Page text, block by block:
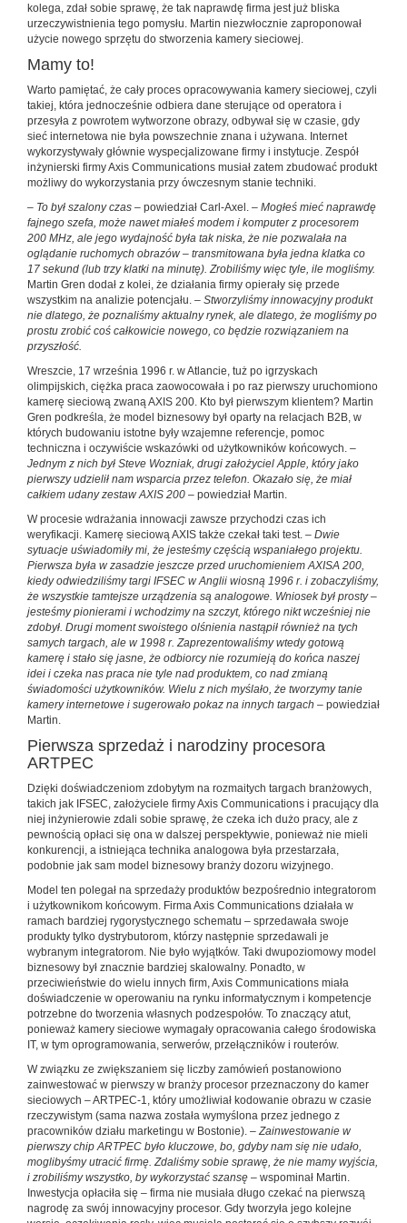
kolega, zdał sobie sprawę, że tak naprawdę firma jest już bliska
urzeczywistnienia tego pomysłu. Martin niezwłocznie zaproponował
użycie nowego sprzętu do stworzenia kamery sieciowej.
Mamy to!
Warto pamiętać, że cały proces opracowywania kamery sieciowej, czyli
takiej, która jednocześnie odbiera dane sterujące od operatora i
przesyła z powrotem wytworzone obrazy, odbywał się w czasie, gdy
sieć internetowa nie była powszechnie znana i używana. Internet
wykorzystywały głównie wyspecjalizowane firmy i instytucje. Zespół
inżynierski firmy Axis Communications musiał zatem zbudować produkt
możliwy do wykorzystania przy ówczesnym stanie techniki.
– To był szalony czas – powiedział Carl-Axel. – Mogłeś mieć naprawdę
fajnego szefa, może nawet miałeś modem i komputer z procesorem
200 MHz, ale jego wydajność była tak niska, że nie pozwalała na
oglądanie ruchomych obrazów – transmitowana była jedna klatka co
17 sekund (lub trzy klatki na minutę). Zrobiliśmy więc tyle, ile mogliśmy.
Martin Gren dodał z kolei, że działania firmy opierały się przede
wszystkim na analizie potencjału. – Stworzyliśmy innowacyjny produkt
nie dlatego, że poznaliśmy aktualny rynek, ale dlatego, że mogliśmy po
prostu zrobić coś całkowicie nowego, co będzie rozwiązaniem na
przyszłość.
Wreszcie, 17 września 1996 r. w Atlancie, tuż po igrzyskach
olimpijskich, ciężka praca zaowocowała i po raz pierwszy uruchomiono
kamerę sieciową zwaną AXIS 200. Kto był pierwszym klientem? Martin
Gren podkreśla, że model biznesowy był oparty na relacjach B2B, w
których budowaniu istotne były wzajemne referencje, pomoc
techniczna i oczywiście wskazówki od użytkowników końcowych. –
Jednym z nich był Steve Wozniak, drugi założyciel Apple, który jako
pierwszy udzielił nam wsparcia przez telefon. Okazało się, że miał
całkiem udany zestaw AXIS 200 – powiedział Martin.
W procesie wdrażania innowacji zawsze przychodzi czas ich
weryfikacji. Kamerę sieciową AXIS także czekał taki test. – Dwie
sytuacje uświadomiły mi, że jesteśmy częścią wspaniałego projektu.
Pierwsza była w zasadzie jeszcze przed uruchomieniem AXISA 200,
kiedy odwiedziliśmy targi IFSEC w Anglii wiosną 1996 r. i zobaczyliśmy,
że wszystkie tamtejsze urządzenia są analogowe. Wniosek był prosty –
jesteśmy pionierami i wchodzimy na szczyt, którego nikt wcześniej nie
zdobył. Drugi moment swoistego olśnienia nastąpił również na tych
samych targach, ale w 1998 r. Zaprezentowaliśmy wtedy gotową
kamerę i stało się jasne, że odbiorcy nie rozumieją do końca naszej
idei i czeka nas praca nie tyle nad produktem, co nad zmianą
świadomości użytkowników. Wielu z nich myślało, że tworzymy tanie
kamery internetowe i sugerowało pokaz na innych targach – powiedział
Martin.
Pierwsza sprzedaż i narodziny procesora
ARTPEC
Dzięki doświadczeniom zdobytym na rozmaitych targach branżowych,
takich jak IFSEC, założyciele firmy Axis Communications i pracujący dla
niej inżynierowie zdali sobie sprawę, że czeka ich dużo pracy, ale z
pewnością opłaci się ona w dalszej perspektywie, ponieważ nie mieli
konkurencji, a istniejąca technika analogowa była przestarzała,
podobnie jak sam model biznesowy branży dozoru wizyjnego.
Model ten polegał na sprzedaży produktów bezpośrednio integratorom
i użytkownikom końcowym. Firma Axis Communications działała w
ramach bardziej rygorystycznego schematu – sprzedawała swoje
produkty tylko dystrybutorom, którzy następnie sprzedawali je
wybranym integratorom. Nie było wyjątków. Taki dwupoziomowy model
biznesowy był znacznie bardziej skalowalny. Ponadto, w
przeciwieństwie do wielu innych firm, Axis Communications miała
doświadczenie w operowaniu na rynku informatycznym i kompetencje
potrzebne do tworzenia własnych podzespołów. To znaczący atut,
ponieważ kamery sieciowe wymagały opracowania całego środowiska
IT, w tym oprogramowania, serwerów, przełączników i routerów.
W związku ze zwiększaniem się liczby zamówień postanowiono
zainwestować w pierwszy w branży procesor przeznaczony do kamer
sieciowych – ARTPEC-1, który umożliwiał kodowanie obrazu w czasie
rzeczywistym (sama nazwa została wymyślona przez jednego z
pracowników działu marketingu w Bostonie). –Zainwestowanie w
pierwszy chip ARTPEC było kluczowe, bo, gdyby nam się nie udało,
moglibyśmy utracić firmę. Zdaliśmy sobie sprawę, że nie mamy wyjścia,
i zrobiliśmy wszystko, by wykorzystać szansę – wspominał Martin.
Inwestycja opłaciła się – firma nie musiała długo czekać na pierwszą
nagrodę za swój innowacyjny procesor. Gdy tworzyła jego kolejne